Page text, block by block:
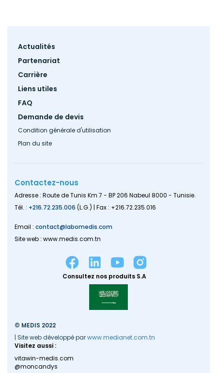
Footer
Actualités
Partenariat
Carrière
Liens utiles
FAQ
Demande de devis
Condition générale d'utilisation
Plan du site
Contactez-nous
Adresse : Route de Tunis Km 7 - BP 206 Nabeul 8000 - Tunisie.
Tél. : +216.72.235.006 (L.G.) | Fax : +216.72.235.016
Email : contact@labomedis.com
Site web : www.medis.com.tn
Consultez nos produits S.A
© MEDIS 2022
| Site web développé parwww.medianet.com.tn
Visitez aussi :
vitawin-medis.com
@moncandys